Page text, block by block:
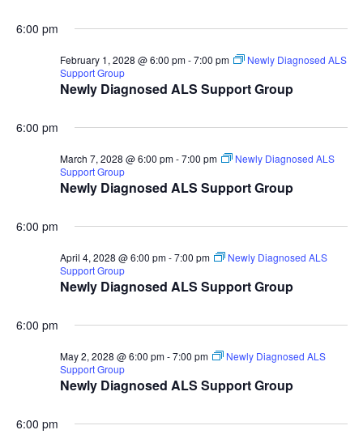
6:00 pm
Newly Diagnosed ALS Support Group
February 1, 2028 @ 6:00 pm-7:00 pm
Newly Diagnosed ALS
Support Group
6:00 pm
Newly Diagnosed ALS Support Group
March 7, 2028 @ 6:00 pm-7:00 pm
Newly Diagnosed ALS
Support Group
6:00 pm
Newly Diagnosed ALS Support Group
April 4, 2028 @ 6:00 pm-7:00 pm
Newly Diagnosed ALS
Support Group
6:00 pm
Newly Diagnosed ALS Support Group
May 2, 2028 @ 6:00 pm-7:00 pm
Newly Diagnosed ALS
Support Group
6:00 pm